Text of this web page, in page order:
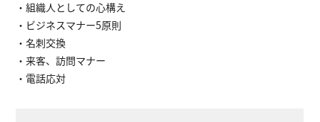
・組織人としての心構え
・ビジネスマナー5原則
・名刺交換
・来客、訪問マナー
・電話応対